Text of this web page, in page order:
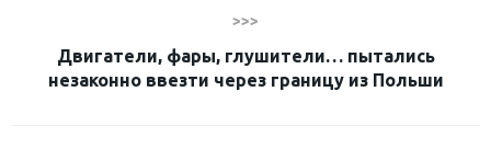
>>>
Двигатели, фары, глушители… пытались
незаконно ввезти через границу из Польши